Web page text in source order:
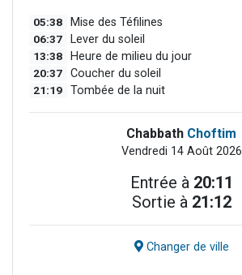
05:38 Mise des Téfilines
06:37 Lever du soleil
13:38 Heure de milieu du jour
20:37 Coucher du soleil
21:19 Tombée de la nuit
Chabbath Choftim
Vendredi 14 Août 2026
Entrée à 20:11
Sortie à 21:12
Changer de ville